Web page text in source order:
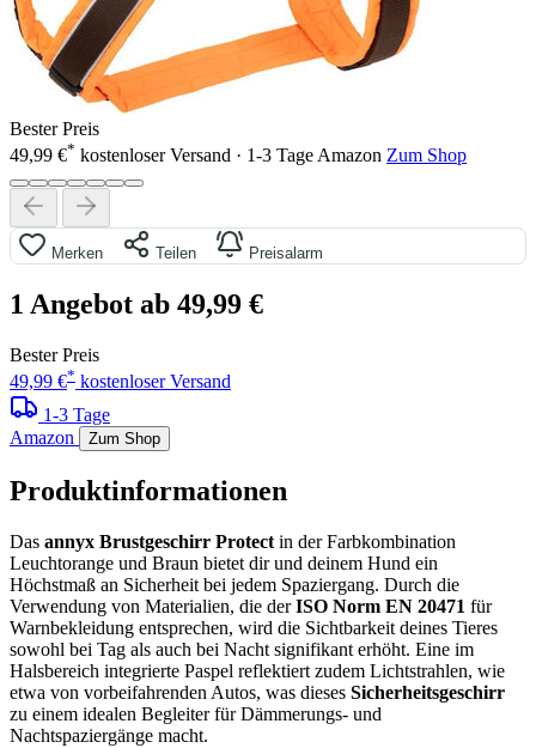
Bester Preis
49,99 €* kostenloser Versand · 1-3 Tage Amazon Zum Shop
Merken Teilen Preisalarm
1 Angebot ab 49,99 €
Bester Preis
49,99 €* kostenloser Versand
1-3 Tage
Amazon
Zum Shop
Produktinformationen
Das annyx Brustgeschirr Protect in der Farbkombination
Leuchtorange und Braun bietet dir und deinem Hund ein
Höchstmaß an Sicherheit bei jedem Spaziergang. Durch die
Verwendung von Materialien, die derISO Norm EN 20471 für
Warnbekleidung entsprechen, wird die Sichtbarkeit deines Tieres
sowohl bei Tag als auch bei Nacht signifikant erhöht. Eine im
Halsbereich integrierte Paspel reflektiert zudem Lichtstrahlen, wie
etwa von vorbeifahrenden Autos, was dieses Sicherheitsgeschirr
zu einem idealen Begleiter für Dämmerungs- und
Nachtspaziergänge macht.